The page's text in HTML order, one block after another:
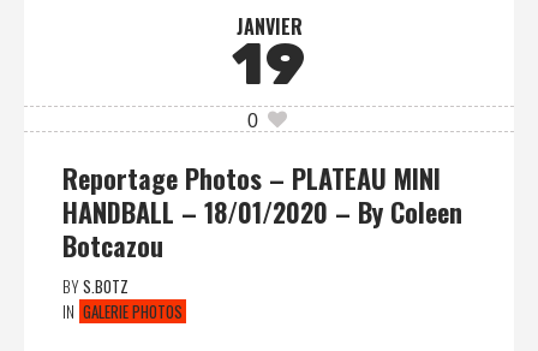
JANVIER
19
0
Reportage Photos – PLATEAU MINI
HANDBALL – 18/01/2020 – By Coleen
Botcazou
BYS.BOTZ
IN GALERIE PHOTOS